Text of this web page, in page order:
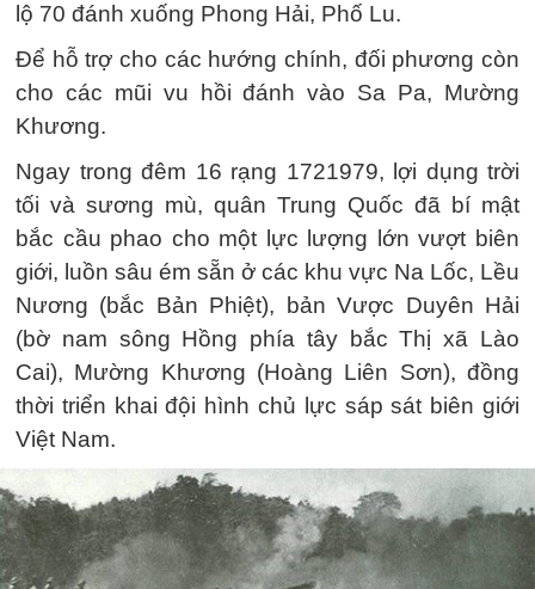
lộ 70 đánh xuống Phong Hải, Phố Lu.
Để hỗ trợ cho các hướng chính, đối phương còn
cho các mũi vu hồi đánh vào Sa Pa, Mường
Khương.
Ngay trong đêm 16 rạng 1721979, lợi dụng trời
tối và sương mù, quân Trung Quốc đã bí mật
bắc cầu phao cho một lực lượng lớn vượt biên
giới, luồn sâu ém sẵn ở các khu vực Na Lốc, Lều
Nương (bắc Bản Phiệt), bản Vược Duyên Hải
(bờ nam sông Hồng phía tây bắc Thị xã Lào
Cai), Mường Khương (Hoàng Liên Sơn), đồng
thời triển khai đội hình chủ lực sáp sát biên giới
Việt Nam.